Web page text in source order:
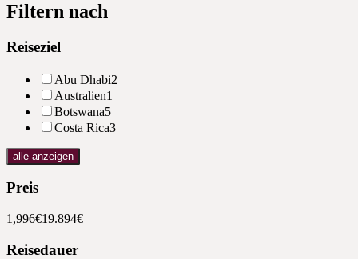
Filtern nach
Reiseziel
Abu Dhabi2
Australien1
Botswana5
Costa Rica3
alle anzeigen
Preis
1,996€19.894€
Reisedauer